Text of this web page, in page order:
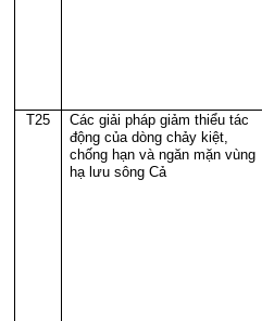
T25
Các giải pháp giảm thiểu tác
động của dòng chảy kiệt,
chống hạn và ngăn mặn vùng
hạ lưu sông Cả